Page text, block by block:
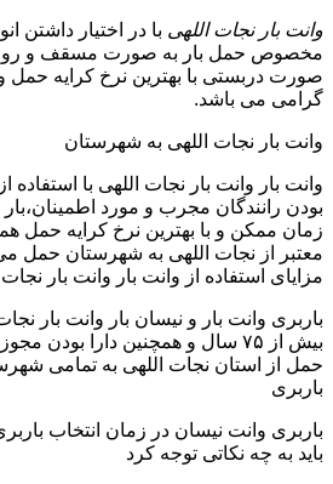
وانت بار نجات اللهی با در اختیار داشتن
مخصوص حمل بار به صورت مسقف و رو
صورت دربستی با بهترین نرخ کرایه
گرامی می باشد.
وانت بار نجات اللهی به شهرستان
وانت بار وانت بار نجات اللهی با استفاده
بودن رانندگان مجرب و مورد
زمان ممکن و با بهترین نرخ کرایه حمل
معتبر از نجات اللهی به شهرستان حمل
مزایای استفاده از وانت بار وانت بار نجات
باربری وانت بار و نیسان بار وانت بار
بیش از ۷۵ سال و همچنین دارا بودن
حمل از استان نجات اللهی به تمامی
باربری
باربری وانت نیسان در زمان انتخاب
باید به چه نکاتی توجه کرد